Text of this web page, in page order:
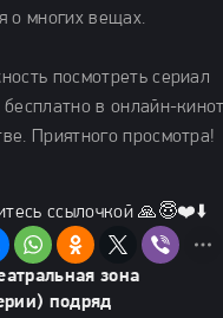
о многих вещах.
посмотреть сериал
бесплатно в онлайн-
Приятного просмотра!
ссылочкой 🙏😇❤️⬇️
зона
подряд